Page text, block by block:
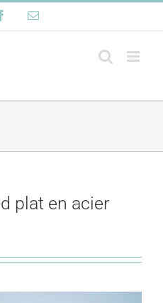
FacebookEmail
plat en acier